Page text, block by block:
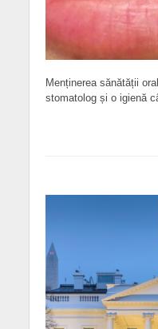
Menținerea sănătății
stomatolog și o igienă